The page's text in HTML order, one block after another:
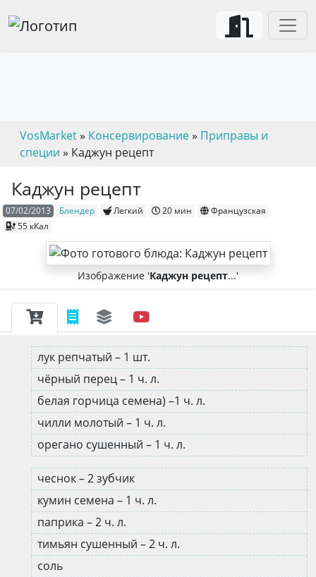
VosMarket» Консервирование» Приправы и
специи » Каджун рецепт
Каджун рецепт
07/02/2013 Блендер Легкий 20 мин
Французская
55 кКал
Изображение 'Каджун рецепт...'
лук репчатый – 1 шт.
чёрный перец – 1 ч. л.
белая горчица семена) –1 ч. л.
чилли молотый – 1 ч. л.
орегано сушенный – 1 ч. л.
чеснок – 2 зубчик
кумин семена – 1 ч. л.
паприка – 2 ч. л.
тимьян сушенный – 2 ч. л.
соль